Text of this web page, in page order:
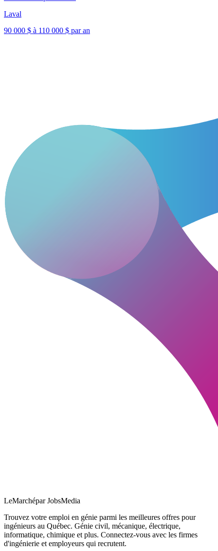
Laval
90 000 $ à 110 000 $ par an
LeMarchépar JobsMedia
Trouvez votre emploi en génie parmi les meilleures offres pour
ingénieurs au Québec. Génie civil, mécanique, électrique,
informatique, chimique et plus. Connectez-vous avec les firmes
d'ingénierie et employeurs qui recrutent.